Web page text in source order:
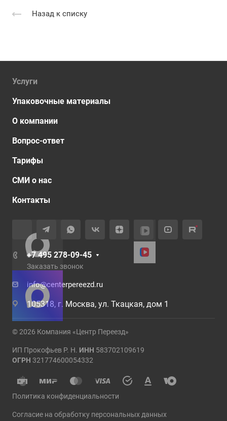
Назад к списку
Услуги
Упаковочные материалы
О компании
Вопрос-ответ
Тарифы
СМИ о нас
Контакты
+7 495 278-09-45
Заказать звонок
info@centerpereezd.ru
105318, г. Москва, ул. Ткацкая, дом 1
© 2026 Компания «Центр Переезд»
ИП Прокофьев Р. Н. ИНН 583702109619
ОГРН 321774600054332
Политика конфиденциальности
Согласие на обработку персональных данных